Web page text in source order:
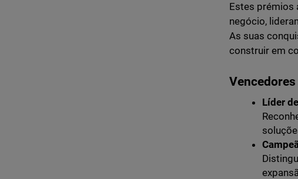
Estes prémios
negócio,
As suas
construir em
Líder